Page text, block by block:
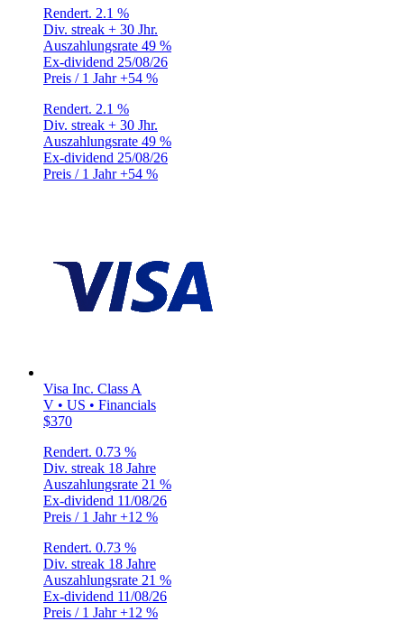
Rendert. 2.1 %
Div. streak + 30 Jhr.
Auszahlungsrate 49 %
Ex-dividend 25/08/26
Preis / 1 Jahr+54 %
Rendert. 2.1 %
Div. streak + 30 Jhr.
Auszahlungsrate 49 %
Ex-dividend 25/08/26
Preis / 1 Jahr+54 %
Visa Inc. Class A
V • US • Financials
$370
Rendert. 0.73 %
Div. streak 18 Jahre
Auszahlungsrate 21 %
Ex-dividend 11/08/26
Preis / 1 Jahr+12 %
Rendert. 0.73 %
Div. streak 18 Jahre
Auszahlungsrate 21 %
Ex-dividend 11/08/26
Preis / 1 Jahr+12 %